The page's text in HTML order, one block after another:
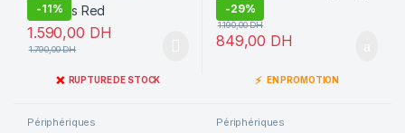
-11%
1.590,00 DH
1.790,00DH
❌ RUPTURE DE STOCK
-29%
849,00 DH
1.190,00DH
⚡ EN PROMOTION
Périphériques Périphériques